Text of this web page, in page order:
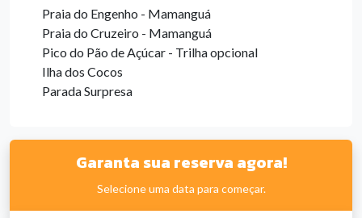
Praia do Engenho - Mamanguá
Praia do Cruzeiro - Mamanguá
Pico do Pão de Açúcar - Trilha opcional
Ilha dos Cocos
Parada Surpresa
Garanta sua reserva agora!
Selecione uma data para começar.